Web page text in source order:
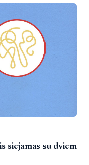
siejamas su dviem